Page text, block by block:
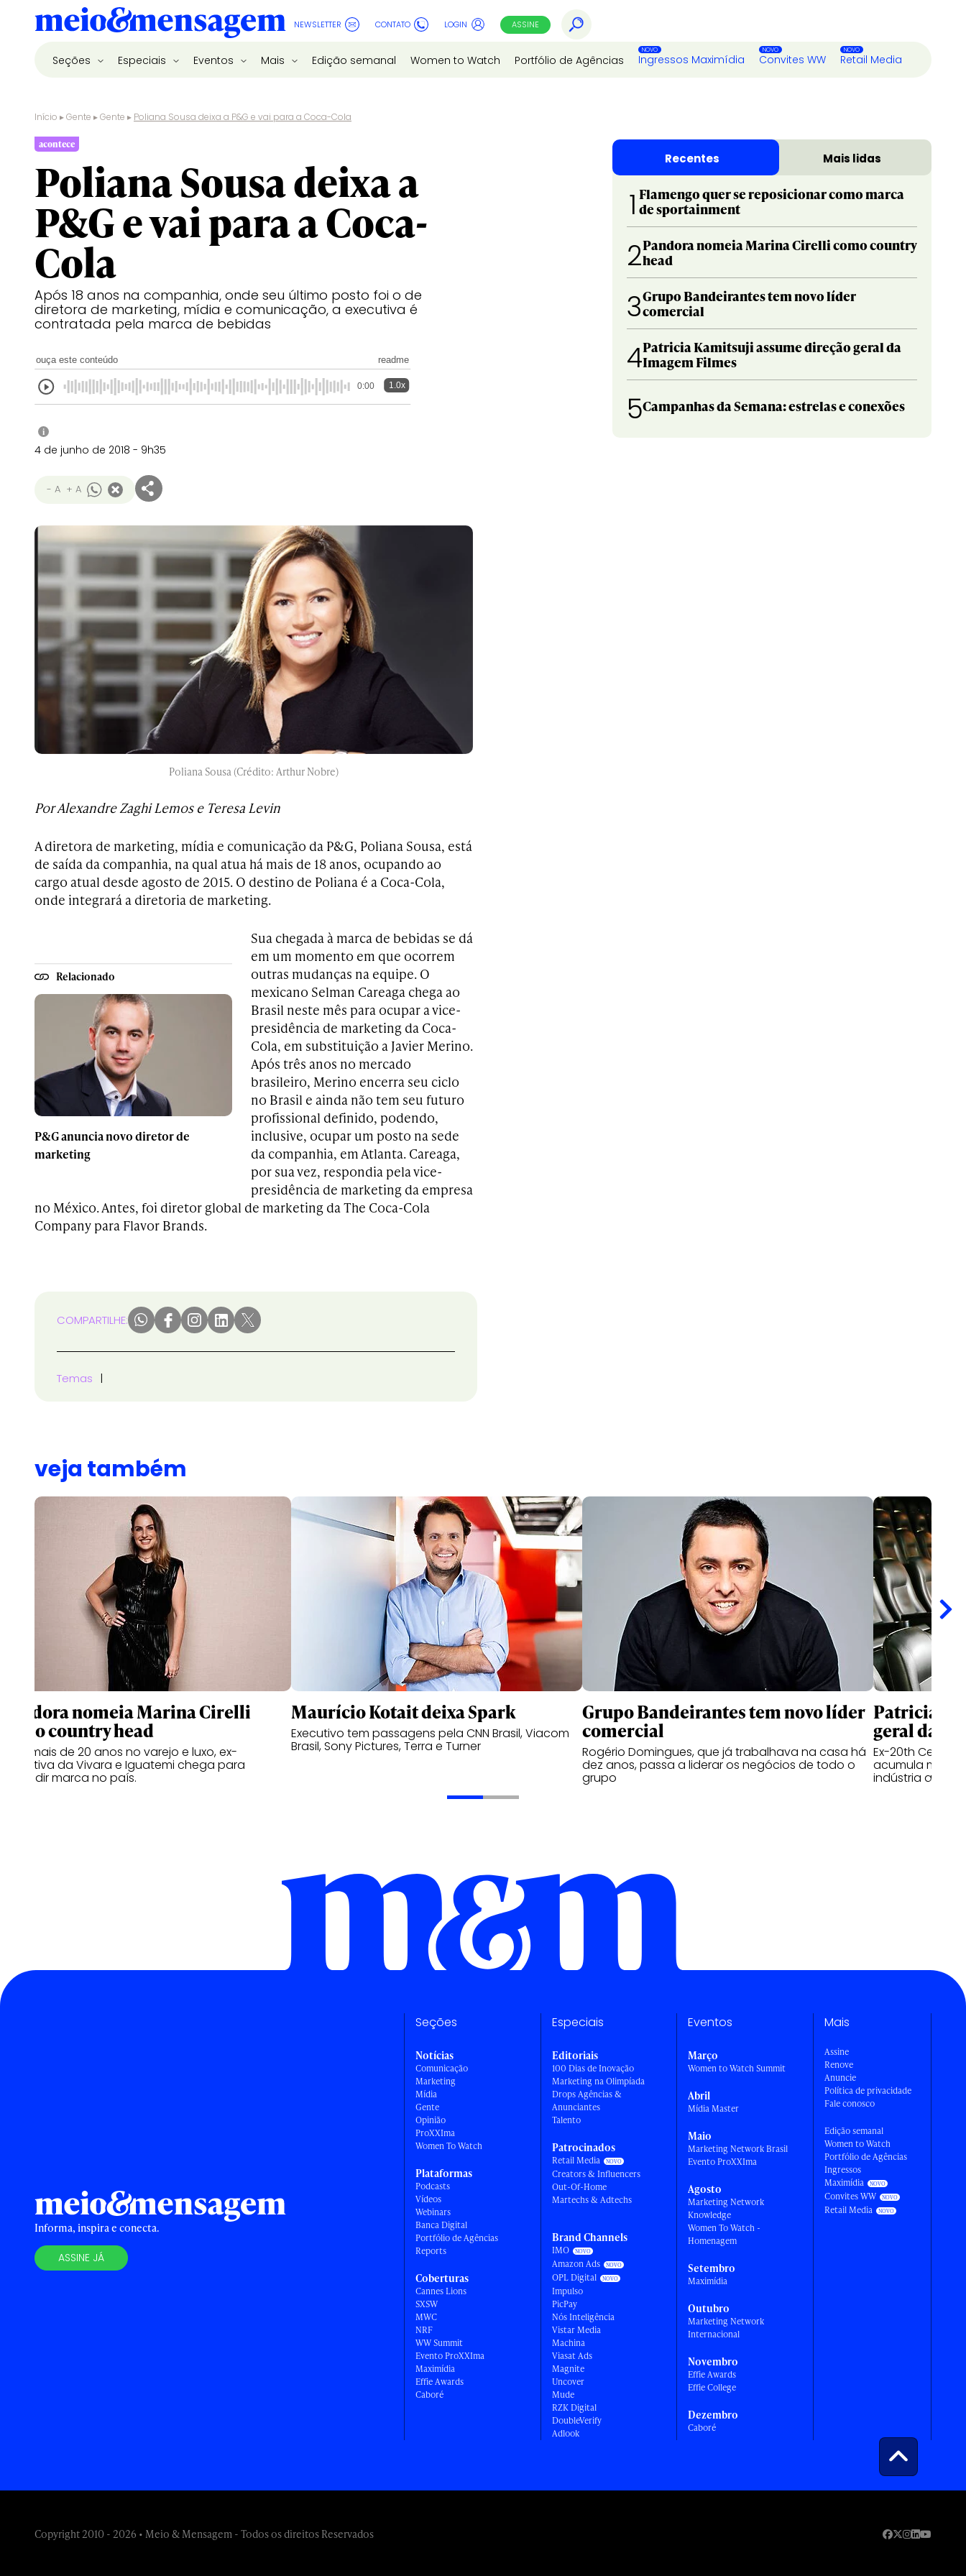
NEWSLETTER CONTATO LOGIN ASSINE
Seções Especiais Eventos Mais Edição semanal Women to Watch Portfólio de Agências Ingressos Maximídia Convites WW Retail Media
Início ▸Gente ▸Gente ▸ Poliana Sousa deixa a P&G e vai para a Coca-Cola
acontece
Poliana Sousa deixa a
P&G e vai para a Coca-
Cola
Após 18 anos na companhia, onde seu último posto foi o de
diretora de marketing, mídia e comunicação, a executiva é
contratada pela marca de bebidas
ouça este conteúdo readme
0:00 1.0x
i
4 de junho de 2018 - 9h35
- A + A
Poliana Sousa (Crédito: Arthur Nobre)
Por Alexandre Zaghi Lemos e Teresa Levin
A diretora de marketing, mídia e comunicação da P&G, Poliana Sousa, está
de saída da companhia, na qual atua há mais de 18 anos, ocupando ao
cargo atual desde agosto de 2015. O destino de Poliana é a Coca-Cola,
onde integrará a diretoria de marketing.
Relacionado
P&G anuncia novo diretor de
marketing
Sua chegada à marca de bebidas se dá
em um momento em que ocorrem
outras mudanças na equipe. O
mexicano Selman Careaga chega ao
Brasil neste mês para ocupar a vice-
presidência de marketing da Coca-
Cola, em substituição a Javier Merino.
Após três anos no mercado
brasileiro, Merino encerra seu ciclo
no Brasil e ainda não tem seu futuro
profissional definido, podendo,
inclusive, ocupar um posto na sede
da companhia, em Atlanta. Careaga,
por sua vez, respondia pela vice-
presidência de marketing da empresa
no México. Antes, foi diretor global de marketing da The Coca-Cola
Company para Flavor Brands.
COMPARTILHE:
Temas
Recentes Mais lidas
1 Flamengo quer se reposicionar como marca
de sportainment
2Pandora nomeia Marina Cirelli como country
head
3Grupo Bandeirantes tem novo líder
comercial
4Patricia Kamitsuji assume direção geral da
Imagem Filmes
5Campanhas da Semana: estrelas e conexões
veja também
Pandora nomeia Marina Cirelli
como country head
Com mais de 20 anos no varejo e luxo, ex-
executiva da Vivara e Iguatemi chega para
expandir marca no país.
Maurício Kotait deixa Spark
Executivo tem passagens pela CNN Brasil, Viacom
Brasil, Sony Pictures, Terra e Turner
Grupo Bandeirantes tem novo líder
comercial
Rogério Domingues, que já trabalhava na casa há
dez anos, passa a liderar os negócios de todo o
grupo
Patricia
geral da
Ex-20th Century
acumula mais
indústria
Informa, inspira e conecta.
ASSINE JÁ
Seções
Notícias
Comunicação
Marketing
Mídia
Gente
Opinião
ProXXIma
Women To Watch
Plataformas
Podcasts
Vídeos
Webinars
Banca Digital
Portfólio de Agências
Reports
Coberturas
Cannes Lions
SXSW
MWC
NRF
WW Summit
Evento ProXXIma
Maximídia
Effie Awards
Caboré
Especiais
Editoriais
100 Dias de Inovação
Marketing na Olimpíada
Drops Agências &
Anunciantes
Talento
Patrocinados
Retail Media
Creators & Influencers
Out-Of-Home
Martechs & Adtechs
Brand Channels
IMO
Amazon Ads
OPL Digital
Impulso
PicPay
Nós Inteligência
Vistar Media
Machina
Viasat Ads
Magnite
Uncover
Mude
RZK Digital
DoubleVerify
Adlook
Eventos
Março
Women to Watch Summit
Abril
Mídia Master
Maio
Marketing Network Brasil
Evento ProXXIma
Agosto
Marketing Network
Knowledge
Women To Watch -
Homenagem
Setembro
Maximídia
Outubro
Marketing Network
Internacional
Novembro
Effie Awards
Effie College
Dezembro
Caboré
Mais
Assine
Renove
Anuncie
Política de privacidade
Fale conosco
Edição semanal
Women to Watch
Portfólio de Agências
Ingressos
Maximídia
Convites WW
Retail Media
Copyright 2010 - 2026 • Meio & Mensagem - Todos os direitos Reservados